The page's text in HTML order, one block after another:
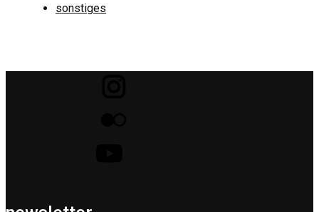
sonstiges